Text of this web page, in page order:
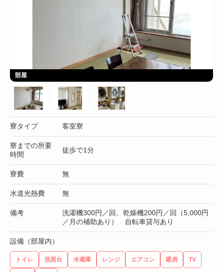
部屋
寮タイプ 客室寮
寮までの所要
時間
徒歩で1分
寮費 無
水道光熱費 無
備考
洗濯機300円／回、乾燥機200円／回（5,000円
／月の補助あり） 自転車貸与あり
設備（部屋内）
トイレ 洗面台 冷蔵庫 レンジ エアコン 暖房 TV